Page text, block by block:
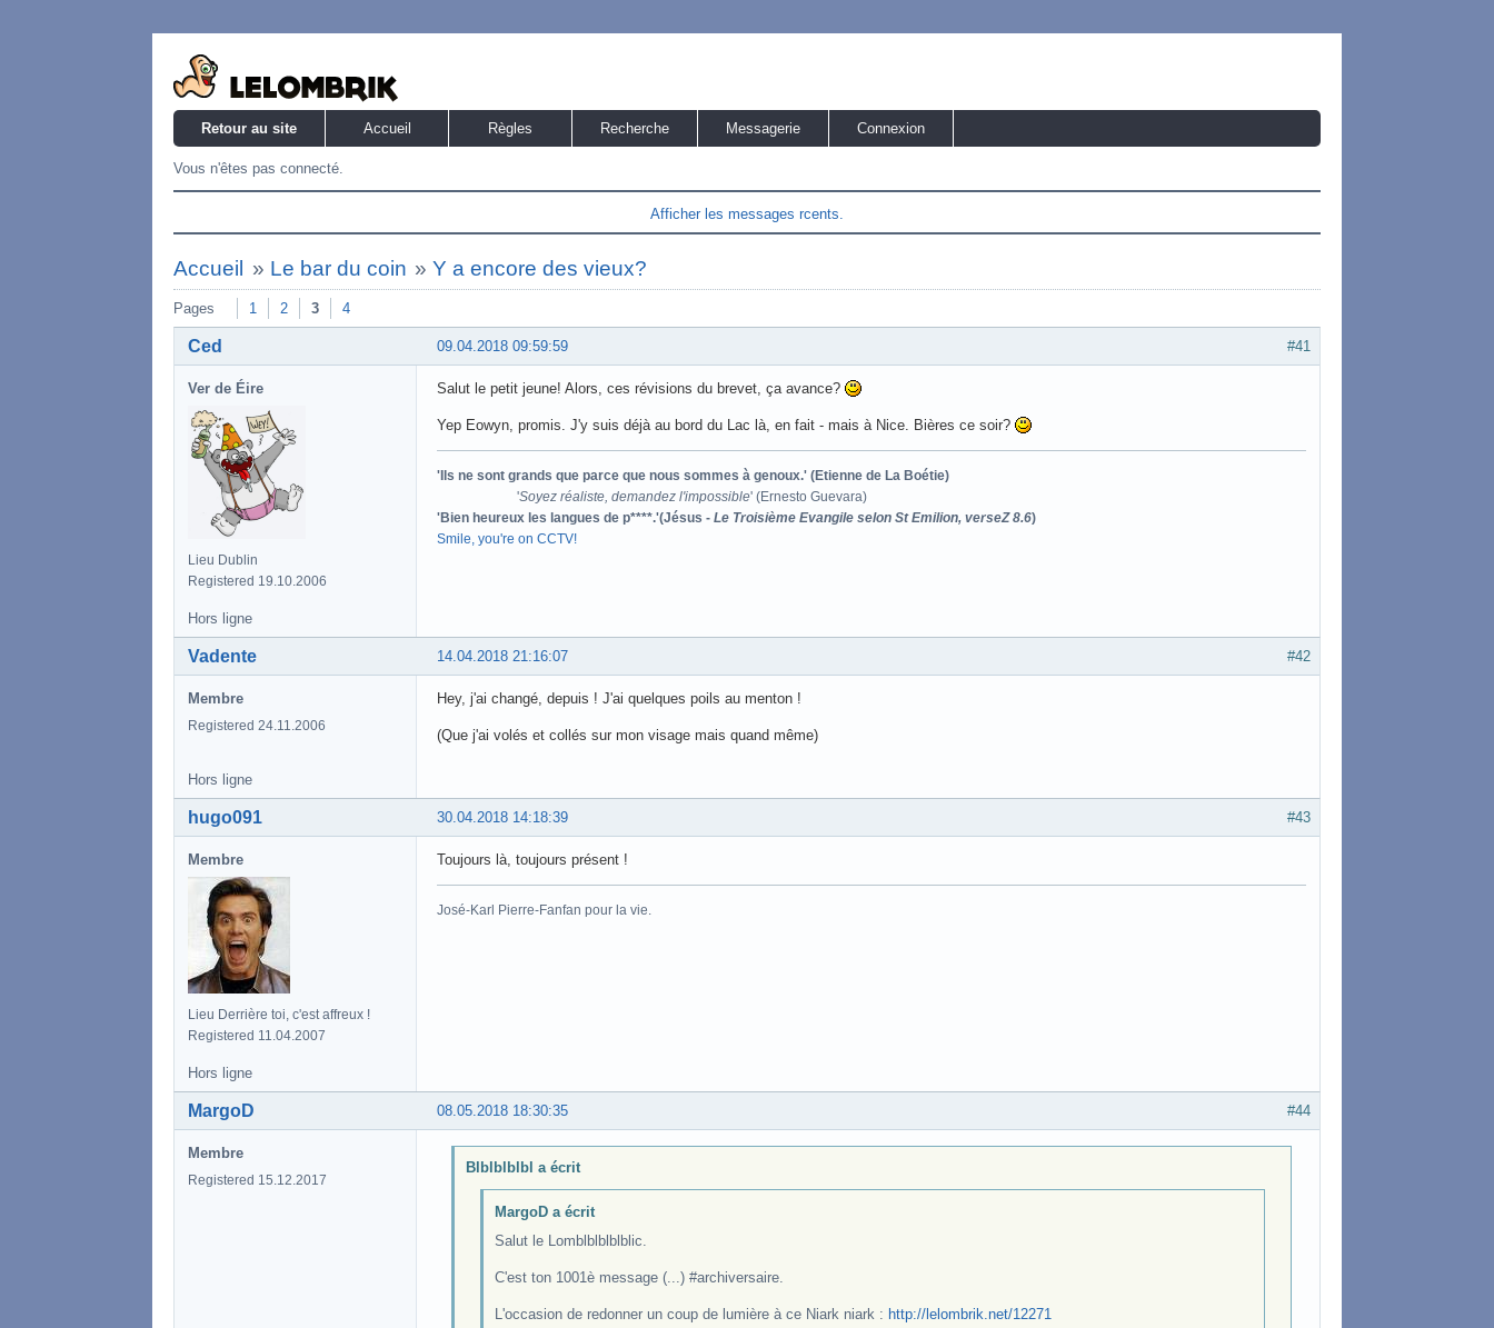
Retour au site Accueil Règles Recherche Messagerie Connexion
Vous n'êtes pas connecté.
Afficher les messages rcents.
Accueil » Le bar du coin »Y a encore des vieux?
Pages 1 2 3 4
#41
09.04.2018 09:59:59
Ced
Ver de Éire
Lieu Dublin
Registered 19.10.2006
Salut le petit jeune! Alors, ces révisions du brevet, ça avance?
Yep Eowyn, promis. J'y suis déjà au bord du Lac là, en fait - mais à Nice. Bières ce soir?
'Ils ne sont grands que parce que nous sommes à genoux.' (Etienne de La Boétie)
'Soyez réaliste, demandez l'impossible' (Ernesto Guevara)
'Bien heureux les langues de p****.'(Jésus - Le Troisième Evangile selon St Emilion, verseZ 8.6)
Smile, you're on CCTV!
Hors ligne
#42
14.04.2018 21:16:07
Vadente
Membre
Registered 24.11.2006
Hey, j'ai changé, depuis ! J'ai quelques poils au menton !
(Que j'ai volés et collés sur mon visage mais quand même)
Hors ligne
#43
30.04.2018 14:18:39
hugo091
Membre
Lieu Derrière toi, c'est affreux !
Registered 11.04.2007
Toujours là, toujours présent !
José-Karl Pierre-Fanfan pour la vie.
Hors ligne
#44
08.05.2018 18:30:35
MargoD
Membre
Registered 15.12.2017
Blblblblbl a écrit
MargoD a écrit
Salut le Lomblblblblblic.
C'est ton 1001è message (...) #archiversaire.
L'occasion de redonner un coup de lumière à ce Niark niark : http://lelombrik.net/12271